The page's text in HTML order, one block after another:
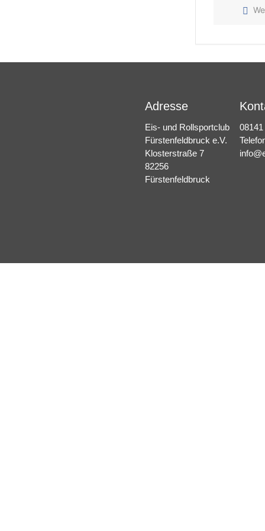
Adresse
Eis- und Rollsportclub
Fürstenfeldbruck e.V.
Klosterstraße 7
82256
Fürstenfeldbruck